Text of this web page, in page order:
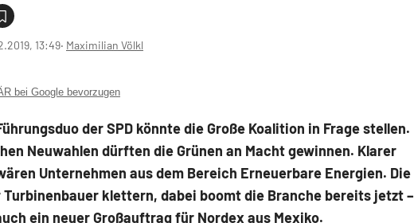
13:49‧ Maximilian Völkl
bei Google bevorzugen
der SPD könnte die Große Koalition in Frage stellen.
Neuwahlen dürften die Grünen an Macht gewinnen. Klarer
Unternehmen aus dem Bereich Erneuerbare Energien. Die
klettern, dabei boomt die Branche bereits jetzt –
ein neuer Großauftrag für Nordex aus Mexiko.